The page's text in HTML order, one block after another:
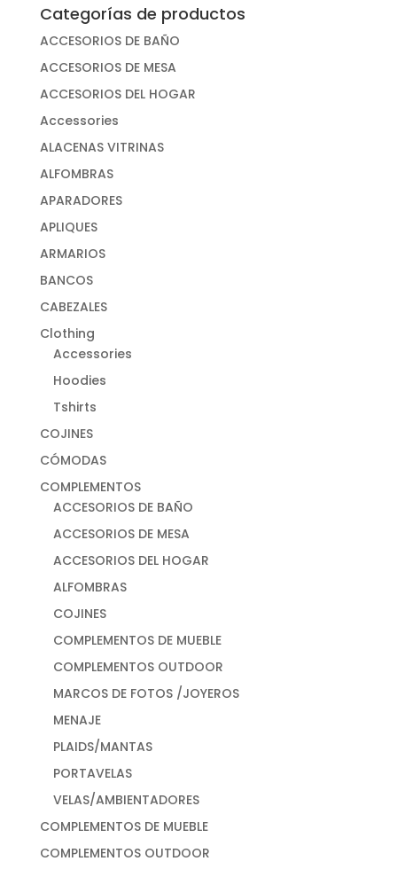
Categorías de productos
ACCESORIOS DE BAÑO
ACCESORIOS DE MESA
ACCESORIOS DEL HOGAR
Accessories
ALACENAS VITRINAS
ALFOMBRAS
APARADORES
APLIQUES
ARMARIOS
BANCOS
CABEZALES
Clothing
Accessories
Hoodies
Tshirts
COJINES
CÓMODAS
COMPLEMENTOS
ACCESORIOS DE BAÑO
ACCESORIOS DE MESA
ACCESORIOS DEL HOGAR
ALFOMBRAS
COJINES
COMPLEMENTOS DE MUEBLE
COMPLEMENTOS OUTDOOR
MARCOS DE FOTOS /JOYEROS
MENAJE
PLAIDS/MANTAS
PORTAVELAS
VELAS/AMBIENTADORES
COMPLEMENTOS DE MUEBLE
COMPLEMENTOS OUTDOOR